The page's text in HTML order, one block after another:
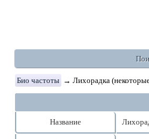
Био частоты → Лихорадка
Название